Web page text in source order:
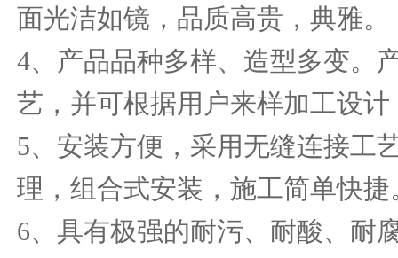
面光洁如镜，品质高贵，典雅。
4、产品品种多样、造型多变。
艺，并可根据用户来样加工设
5、安装方便，采用无缝连接工
理，组合式安装，施工简单快捷
6、具有极强的耐污、耐酸、耐